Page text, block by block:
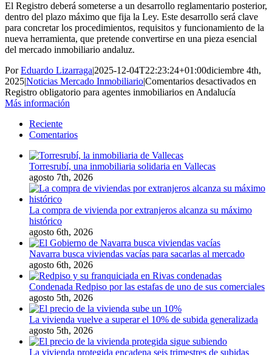
El Registro deberá someterse a un desarrollo reglamentario posterior,
dentro del plazo máximo que fija la Ley. Este desarrollo será clave
para concretar los procedimientos, requisitos y funcionamiento de la
nueva herramienta, que pretende convertirse en una pieza esencial
del mercado inmobiliario andaluz.
PorEduardo Lizarraga|2025-12-04T22:23:24+01:00diciembre 4th,
2025|Noticias Mercado Inmobiliario|Comentarios desactivados en
Registro obligatorio para agentes inmobiliarios en Andalucía
Más información
Reciente
Comentarios
Torresrubí, una inmobiliaria solidaria en Vallecas
agosto 7th, 2026
La compra de vivienda por extranjeros alcanza su máximo
histórico
agosto 6th, 2026
Navarra busca viviendas vacías para sacarlas al mercado
agosto 6th, 2026
Condenada Redpiso por las estafas de uno de sus comerciales
agosto 5th, 2026
La vivienda vuelve a superar el 10% de subida generalizada
agosto 5th, 2026
La vivienda protegida encadena seis trimestres de subidas